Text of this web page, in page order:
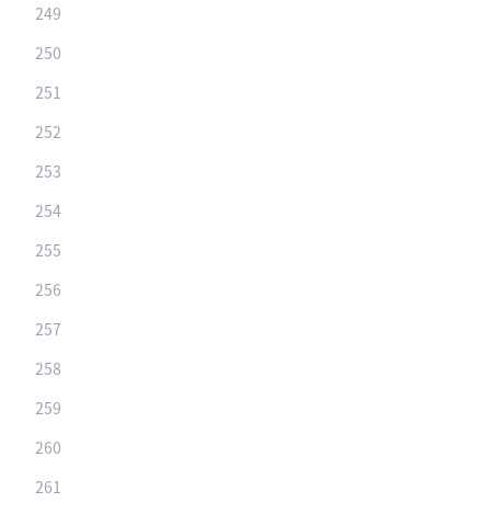
249
250
251
252
253
254
255
256
257
258
259
260
261